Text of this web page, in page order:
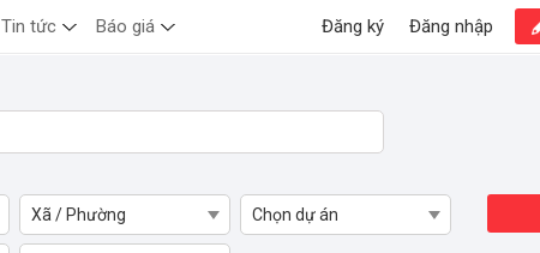
Xã / Phường Chọn dự án
Tin tức Báo giá Đăng nhập
Đăng ký